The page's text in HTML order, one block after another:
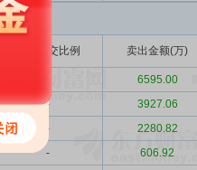
占总成交比例 卖出金额(万)
6595.00
- 3927.06
- 2280.82
- 606.92